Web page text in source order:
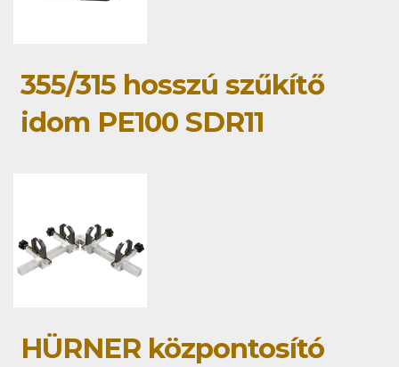
355/315 hosszú szűkítő
idom PE100 SDR11
HÜRNER központosító